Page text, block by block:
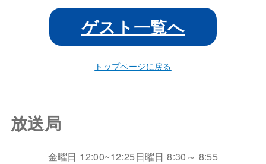
ゲスト一覧へ
トップページに戻る
放送局
金曜日 12:00~12:25日曜日 8:30～ 8:55